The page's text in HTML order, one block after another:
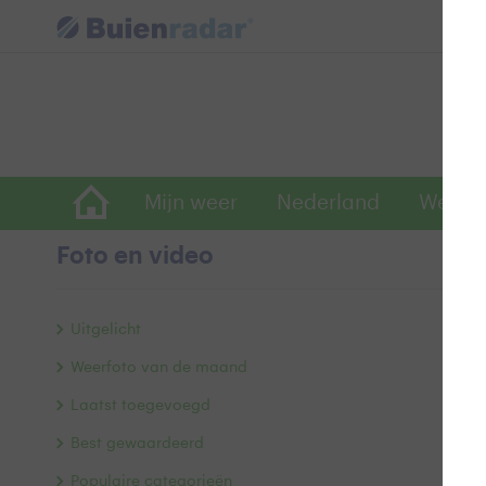
Mijn weer Nederland
Foto en video
Uitgelicht
Weerfoto van de maand
Laatst toegevoegd
Best gewaardeerd
Populaire categorieën